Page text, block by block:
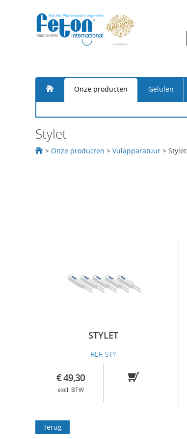
Onze producten Gelulen
Stylet
> Onze producten > Vulapparatuur > Stylet
STYLET
REF. STY
€ 49,30
excl. BTW
Terug